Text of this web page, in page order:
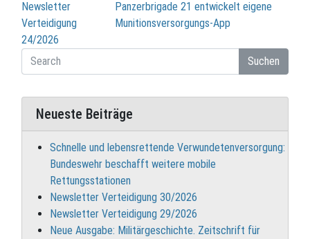
Beitragsnavigation
Newsletter
Verteidigung
24/2026
Panzerbrigade 21 entwickelt eigene
Munitionsversorgungs-App
Suchen
Neueste Beiträge
Schnelle und lebensrettende Verwundetenversorgung:
Bundeswehr beschafft weitere mobile
Rettungsstationen
Newsletter Verteidigung 30/2026
Newsletter Verteidigung 29/2026
Neue Ausgabe: Militärgeschichte. Zeitschrift für